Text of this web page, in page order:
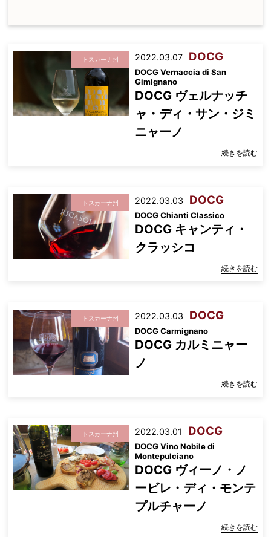
トスカーナ州 2022.03.07 DOCG
DOCG Vernaccia di San
Gimignano
DOCG ヴェルナッチ
ャ・ディ・サン・ジミ
ニャーノ
続きを読む
トスカーナ州 2022.03.03 DOCG
DOCG Chianti Classico
DOCG キャンティ・
クラッシコ
続きを読む
トスカーナ州 2022.03.03 DOCG
DOCG Carmignano
DOCG カルミニャー
ノ
続きを読む
トスカーナ州 2022.03.01 DOCG
DOCG Vino Nobile di
Montepulciano
DOCG ヴィーノ・ノ
ービレ・ディ・モンテ
プルチャーノ
続きを読む